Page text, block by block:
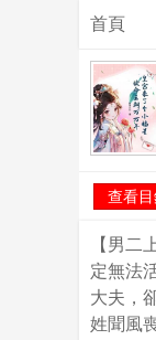
首頁
查看
【男二
定無法
大夫，
姓聞風